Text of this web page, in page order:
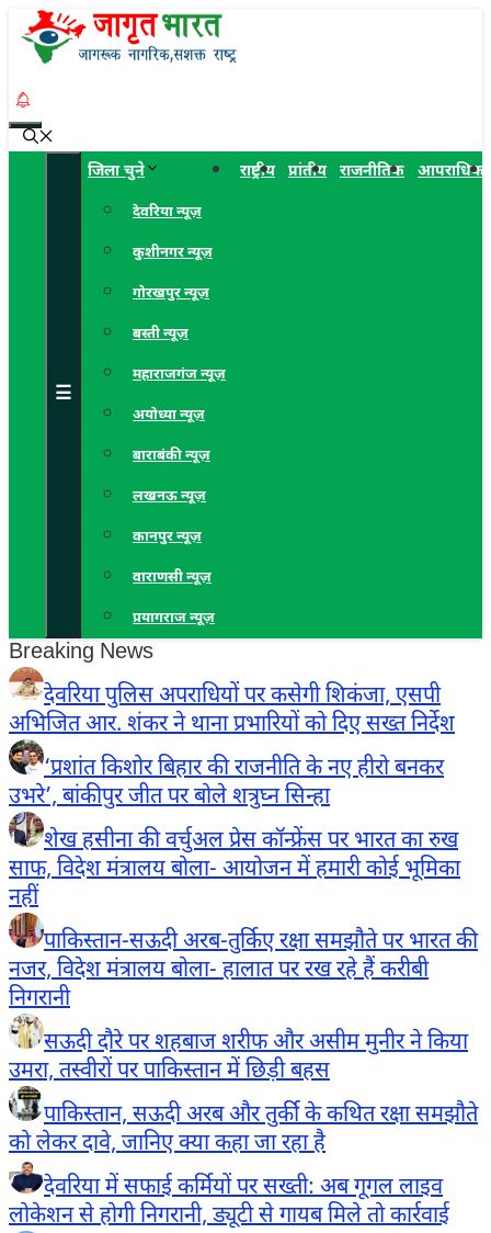
Skip
to
Menu
☰
जिला चुने
देवरिया न्यूज़
कुशीनगर न्यूज़
गोरखपुर न्यूज़
बस्ती न्यूज़
महाराजगंज न्यूज़
अयोध्या न्यूज़
बाराबंकी न्यूज़
लखनऊ न्यूज़
कानपुर न्यूज़
वाराणसी न्यूज़
प्रयागराज न्यूज़
राष्ट्रीय प्रांतीय राजनीतिक आपराधिक
Breaking News
देवरिया पुलिस अपराधियों पर कसेगी शिकंजा, एसपी
अभिजित आर. शंकर ने थाना प्रभारियों को दिए सख्त निर्देश
‘प्रशांत किशोर बिहार की राजनीति के नए हीरो बनकर
उभरे’, बांकीपुर जीत पर बोले शत्रुघ्न सिन्हा
शेख हसीना की वर्चुअल प्रेस कॉन्फ्रेंस पर भारत का रुख
साफ, विदेश मंत्रालय बोला- आयोजन में हमारी कोई भूमिका
नहीं
पाकिस्तान-सऊदी अरब-तुर्किए रक्षा समझौते पर भारत की
नजर, विदेश मंत्रालय बोला- हालात पर रख रहे हैं करीबी
निगरानी
सऊदी दौरे पर शहबाज शरीफ और असीम मुनीर ने किया
उमरा, तस्वीरों पर पाकिस्तान में छिड़ी बहस
पाकिस्तान, सऊदी अरब और तुर्की के कथित रक्षा समझौते
को लेकर दावे, जानिए क्या कहा जा रहा है
देवरिया में सफाई कर्मियों पर सख्ती: अब गूगल लाइव
लोकेशन से होगी निगरानी, ड्यूटी से गायब मिले तो कार्रवाई